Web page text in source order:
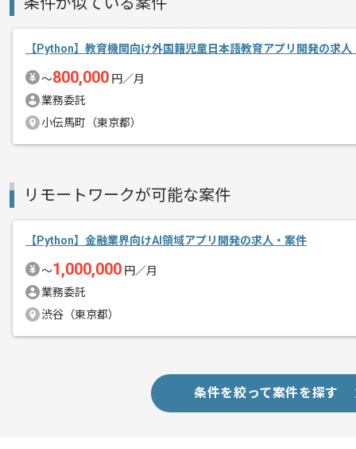
募集人数
2人
エージェントからのコ
また不動産×ITの領域で急成長を遂げな
基幹業務システムを皮切りにDXの領域
【Python】教育機関向け外国籍児童日本語教育アプリ開発の求人
〜800,000 円／月
業務委託
小伝馬町（東京都）
リモートワークが可能な案件
【Python】金融業界向けAI領域アプリ開発の求人・案件
〜1,000,000 円／月
業務委託
渋谷（東京都）
条件を絞って案件を探す